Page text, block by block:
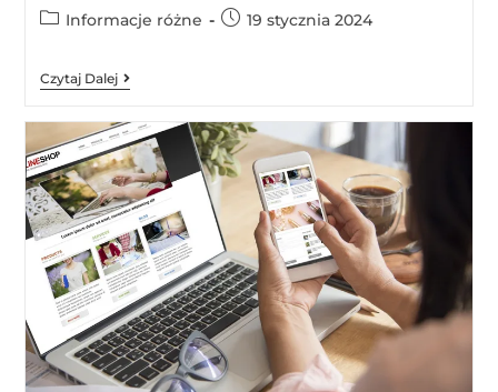
Informacje różne 19 stycznia 2024
Czytaj Dalej